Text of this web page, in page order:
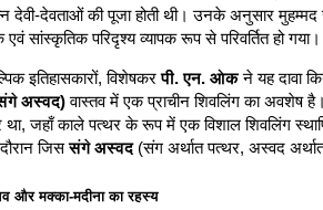
देवी-देवताओं की पूजा होती थी। उनके अनुसार
एवं सांस्कृतिक परिदृश्य व्यापक रूप से परिवर्तित हो गया।
इतिहासकारों, विशेषकरपी. एन. ओकने यह दावा
अस्वद)वास्तव में एक प्राचीन शिवलिंग का अवशेष
था, जहाँ काले पत्थर के रूप में एक विशाल शिवलिंग
जिससंगे अस्वद(संग अर्थात पत्थर, अस्वद
और मक्का-मदीना का रहस्य